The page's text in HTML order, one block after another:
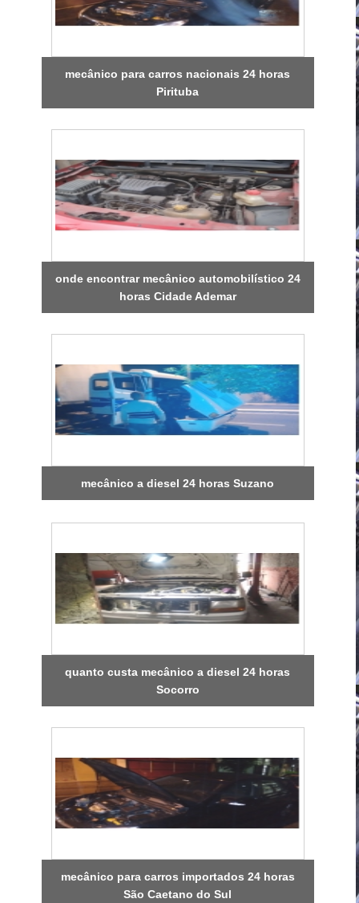
mecânico para carros nacionais 24 horas
Pirituba
onde encontrar mecânico automobilístico 24
horas Cidade Ademar
mecânico a diesel 24 horas Suzano
quanto custa mecânico a diesel 24 horas
Socorro
mecânico para carros importados 24 horas
São Caetano do Sul